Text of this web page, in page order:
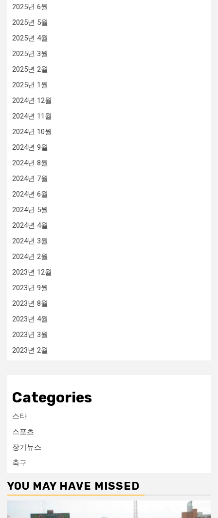
2025년 6월
2025년 5월
2025년 4월
2025년 3월
2025년 2월
2025년 1월
2024년 12월
2024년 11월
2024년 10월
2024년 9월
2024년 8월
2024년 7월
2024년 6월
2024년 5월
2024년 4월
2024년 3월
2024년 2월
2023년 12월
2023년 9월
2023년 8월
2023년 4월
2023년 3월
2023년 2월
Categories
스타
스포츠
장기뉴스
축구
YOU MAY HAVE MISSED